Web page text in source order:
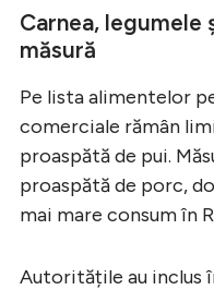
Carnea,
măsură
Pe lista alimentelor
comerciale rămân
proaspătă de pui.
proaspătă de porc,
mai mare consum în
Autoritățile au inclus